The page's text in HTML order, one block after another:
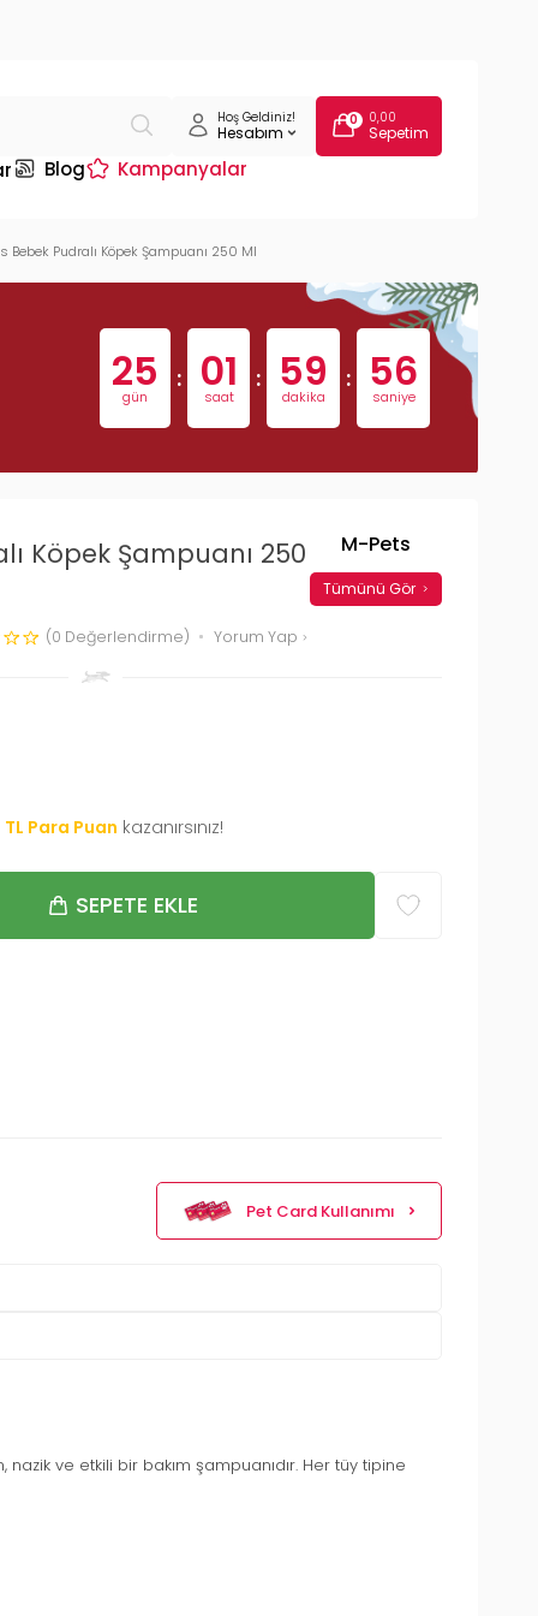
Hoş Geldiniz!
Hesabım
0 0,00
Sepetim
Blog Kampanyalar
Bebek Pudralı Köpek Şampuanı 250 Ml
25
gün
: 01
saat
: 59
dakika
: 55
saniye
Köpek Şampuanı 250
(0 Değerlendirme) Yorum Yap
M-Pets
Tümünü Gör
TL Para Puan kazanırsınız!
SEPETE EKLE
Pet Card Kullanımı
ve etkili bir bakım şampuanıdır. Her tüy tipine